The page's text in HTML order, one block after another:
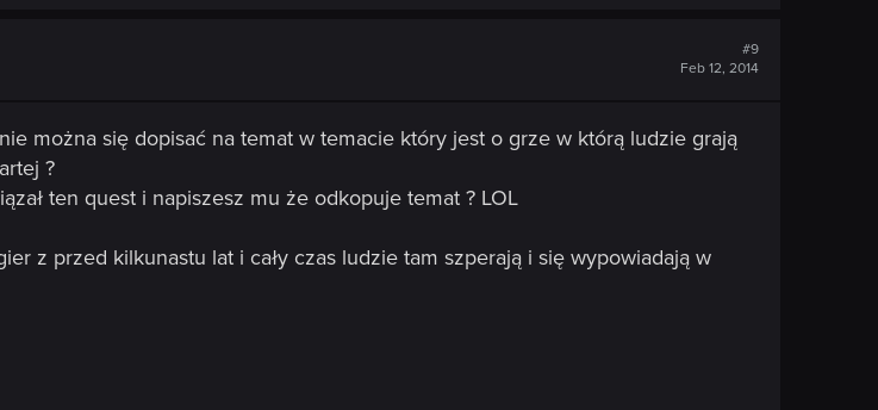
#9
Feb 12, 2014
można się dopisać na temat w temacie który jest o grze w którą ludzie grają
?
ten quest i napiszesz mu że odkopuje temat ? LOL
z przed kilkunastu lat i cały czas ludzie tam szperają i się wypowiadają w